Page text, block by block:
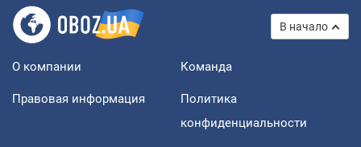
В начало
О компании Команда
Правовая информация
Политика
конфиденциальности